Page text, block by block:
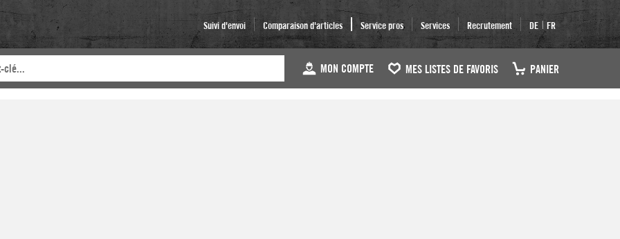
Suivi d'envoi Comparaison d'articles Service pros Services Recrutement DE | FR
MON COMPTE MES LISTES DE FAVORIS PANIER